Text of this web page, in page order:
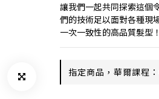
讓我們一起共同探索這個
們的技術足以面對各種現
一次一致性的高品質髮型！
指定商品，華爾課程